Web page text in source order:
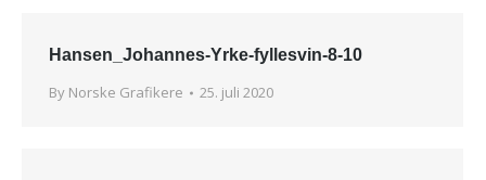
Hansen_Johannes-Yrke-fyllesvin-8-10
By Norske Grafikere 25. juli 2020